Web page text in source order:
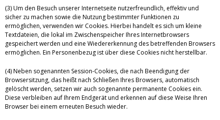
(3) Um den Besuch unserer Internetseite nutzerfreundlich, effektiv und
sicher zu machen sowie die Nutzung bestimmter Funktionen zu
ermöglichen, verwenden wir Cookies. Hierbei handelt es sich um kleine
Textdateien, die lokal im Zwischenspeicher Ihres Internetbrowsers
gespeichert werden und eine Wiedererkennung des betreffenden Browsers
ermöglichen. Ein Personenbezug ist über diese Cookies nicht herstellbar.
(4) Neben sogenannten Session-Cookies, die nach Beendigung der
Browsersitzung, das heißt nach Schließen Ihres Browsers, automatisch
gelöscht werden, setzen wir auch sogenannte permanente Cookies ein.
Diese verbleiben auf Ihrem Endgerät und erkennen auf diese Weise Ihren
Browser bei einem erneuten Besuch wieder.